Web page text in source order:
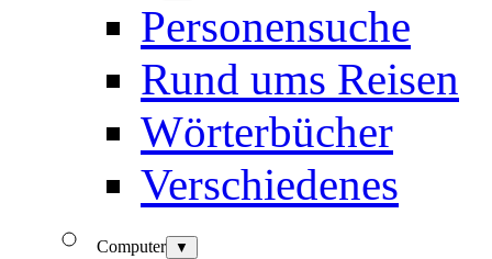
Personensuche
Rund ums Reisen
Wörterbücher
Verschiedenes
Computer ▼